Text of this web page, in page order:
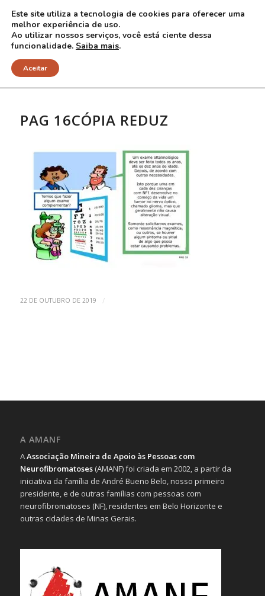
NOTÍCIAS
PAG 16CÓPIA REDUZ
22 DE OUTUBRO DE 2019 /
A AMANF
AAssociação Mineira de Apoio às Pessoas com
Neurofibromatoses(AMANF) foi criada em 2002, a partir da
iniciativa da família de André Bueno Belo, nosso primeiro
presidente, e de outras famílias com pessoas com
neurofibromatoses (NF), residentes em Belo Horizonte e
outras cidades de Minas Gerais.
Este site utiliza a tecnologia de cookies para oferecer uma
melhor experiência de uso.
Ao utilizar nossos serviços, você está ciente dessa
funcionalidade. Saiba mais.
Aceitar